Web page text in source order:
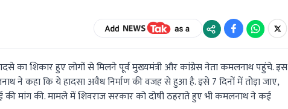
का शिकार हुए लोगों से मिलने पूर्व मुख्यमंत्री और कांग्रेस नेता कमलनाथ पहुंचे. इस
ने कहा कि ये हादसा अवैध निर्माण की वजह से हुआ है. इसे 7 दिनों में तोड़ा जाए,
की मांग की. मामले में शिवराज सरकार को दोषी ठहराते हुए भी कमलनाथ ने कई